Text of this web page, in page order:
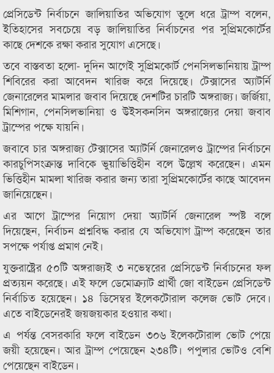
প্রেসিডেন্ট নির্বাচনে জালিয়াতির অভিযোগ তুলে ধরে ট্রাম্প বলেন,
ইতিহাসের সবচেয়ে বড় জালিয়াতির নির্বাচনের পর সুপ্রিমকোর্টের
কাছে দেশকে রক্ষা করার সুযোগ এসেছে।
তবে বাস্তবতা হলো- দুদিন আগেই সুপ্রিমকোর্ট পেনসিলভানিয়ায় ট্রাম্প
শিবিরের করা আবেদন খারিজ করে দিয়েছে। টেক্সাসের অ্যাটর্নি
জেনারেলের মামলার জবাব দিয়েছে দেশটির চারটি অঙ্গরাজ্য। জর্জিয়া,
মিশিগান, পেনসিলভানিয়া ও উইসকনসিন অঙ্গরাজ্যের দেয়া জবাব
ট্রাম্পের পক্ষে যায়নি।
জবাবে চার অঙ্গরাজ্য টেক্সাসের অ্যাটর্নি জেনারেলও ট্রাম্পের নির্বাচনে
কারচুপিসংক্রান্ত দাবিকে ভুয়াভিত্তিহীন বলে উল্লেখ করেছেন। এমন
ভিত্তিহীন মামলা খারিজ করার জন্য তারা সুপ্রিমকোর্টের কাছে আবেদন
জানিয়েছেন।
এর আগে ট্রাম্পের নিয়োগ দেয়া অ্যাটর্নি জেনারেল স্পষ্ট বলে
দিয়েছেন, নির্বাচন প্রশ্নবিদ্ধ করার যে অভিযোগ ট্রাম্প করেছেন তার
সপক্ষে পর্যাপ্ত প্রমাণ নেই।
যুক্তরাষ্ট্রের ৫০টি অঙ্গরাজ্যই ৩ নভেম্বরের প্রেসিডেন্ট নির্বাচনের ফল
প্রত্যয়ন করেছে। এই ফলে ডেমোক্র্যাট প্রার্থী জো বাইডেন প্রেসিডেন্ট
নির্বাচিত হয়েছেন। ১৪ ডিসেম্বর ইলেকটোরাল কলেজ ভোট দেবে।
এতে বাইডেনেরই জয়জয়কার হওয়ার কথা।
এ পর্যন্ত বেসরকারি ফলে বাইডেন ৩০৬ ইলেকটোরাল ভোট পেয়ে
জয়ী হয়েছেন। আর ট্রাম্প পেয়েছেন ২৩৪টি। পপুলার ভোটও বেশি
পেয়েছেন বাইডেন।